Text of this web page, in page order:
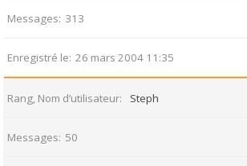
Messages 313
Enregistré le 26 mars 2004 11:35
Rang, Nom d’utilisateur Steph
Messages 50